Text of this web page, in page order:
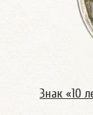
Знак «10